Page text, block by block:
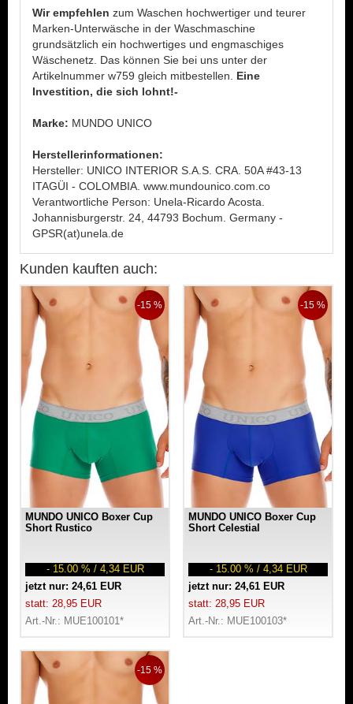
Wir empfehlen zum Waschen hochwertiger und teurer
Marken-Unterwäsche in der Waschmaschine
grundsätzlich ein hochwertiges und engmaschiges
Wäschenetz. Das können Sie bei uns unter der
Artikelnummer w759 gleich mitbestellen. Eine
Investition, die sich lohnt!-
Marke: MUNDO UNICO
Herstellerinformationen:
Hersteller: UNICO INTERIOR S.A.S. CRA. 50A #43-13
ITAGÜI - COLOMBIA. www.mundounico.com.co
Verantwortliche Person: Unela-Ricardo Acosta.
Johannisburgerstr. 24, 44793 Bochum. Germany -
GPSR(at)unela.de
Kunden kauften auch:
-15 %
MUNDO UNICO Boxer Cup
Short Rustico
- 15.00 % / 4,34 EUR
jetzt nur: 24,61 EUR
statt: 28,95 EUR
Art.-Nr.: MUE100101*
-15 %
MUNDO UNICO Boxer Cup
Short Celestial
- 15.00 % / 4,34 EUR
jetzt nur: 24,61 EUR
statt: 28,95 EUR
Art.-Nr.: MUE100103*
-15 %